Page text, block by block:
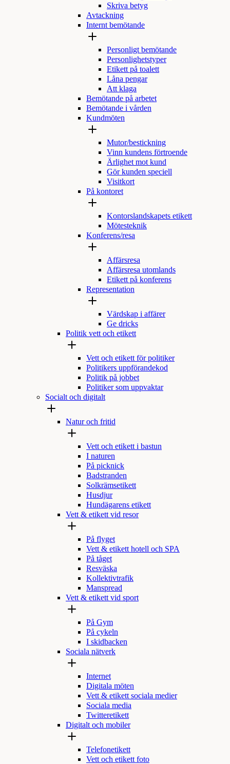
Skriva betyg
Avtackning
Internt bemötande
Personligt bemötande
Personlighetstyper
Etikett på toalett
Låna pengar
Att klaga
Bemötande på arbetet
Bemötande i vården
Kundmöten
Mutor/bestickning
Vinn kundens förtroende
Ärlighet mot kund
Gör kunden speciell
Visitkort
På kontoret
Kontorslandskapets etikett
Mötesteknik
Konferens/resa
Affärsresa
Affärsresa utomlands
Etikett på konferens
Representation
Värdskap i affärer
Ge dricks
Politik vett och etikett
Vett och etikett för politiker
Politikers uppförandekod
Politik på jobbet
Politiker som uppvaktar
Socialt och digitalt
Natur och fritid
Vett och etikett i bastun
I naturen
På picknick
Badstranden
Solkrämsetikett
Husdjur
Hundägarens etikett
Vett & etikett vid resor
På flyget
Vett & etikett hotell och SPA
På tåget
Resväska
Kollektivtrafik
Manspread
Vett & etikett vid sport
På Gym
På cykeln
I skidbacken
Sociala nätverk
Internet
Digitala möten
Vett & etikett sociala medier
Sociala media
Twitteretikett
Digitalt och mobiler
Telefonetikett
Vett och etikett foto